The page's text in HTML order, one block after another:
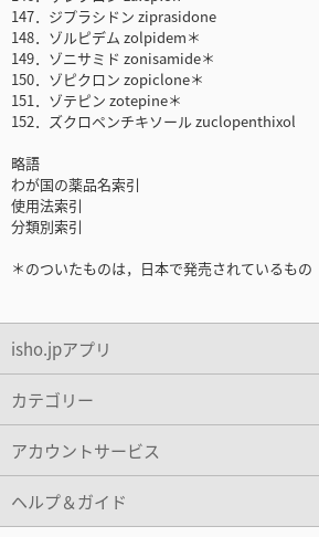
147．ジプラシドン ziprasidone
148．ゾルピデム zolpidem＊
149．ゾニサミド zonisamide＊
150．ゾピクロン zopiclone＊
151．ゾテピン zotepine＊
152．ズクロペンチキソール zuclopenthixol
略語
わが国の薬品名索引
使用法索引
分類別索引
＊のついたものは，日本で発売されているもの
isho.jpアプリ
カテゴリー
アカウントサービス
ヘルプ＆ガイド